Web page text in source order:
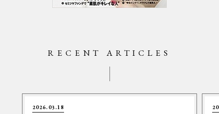
RECENT ARTICLES
2026.03.18